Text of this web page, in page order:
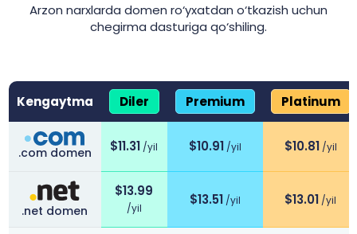
Arzon narxlarda domen ro‘yxatdan o‘tkazish uchun
chegirma dasturiga qo‘shiling.
Domen chegirma dasturi doirasida guruhga asoslangan
Kengaytma Diler Premium Platinum
.com domen $11.31 /yil $10.91 /yil $10.81 /yil
.net domen
$13.99
/yil
$13.51 /yil $13.01 /yil